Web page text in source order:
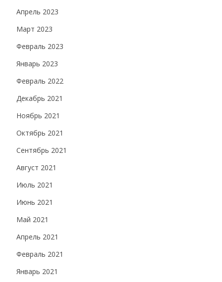
Апрель 2023
Март 2023
Февраль 2023
Январь 2023
Февраль 2022
Декабрь 2021
Ноябрь 2021
Октябрь 2021
Сентябрь 2021
Август 2021
Июль 2021
Июнь 2021
Май 2021
Апрель 2021
Февраль 2021
Январь 2021